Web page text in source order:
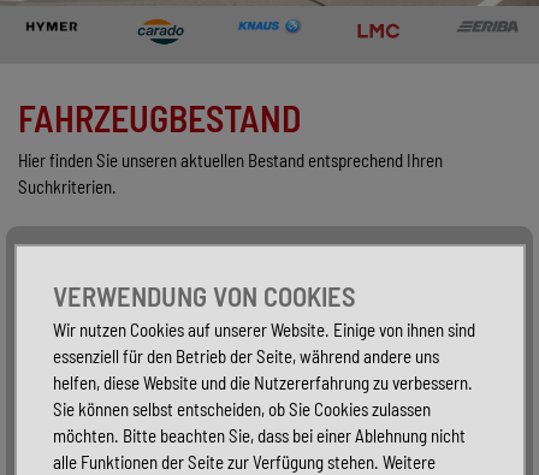
UNTERNEHMEN
FAHRZEUGBESTAND
Hier finden Sie unseren aktuellen Bestand entsprechend Ihren
Suchkriterien.
Alle Fahrzeuge
VERWENDUNG VON COOKIES
Wir nutzen Cookies auf unserer Website. Einige von ihnen sind
essenziell für den Betrieb der Seite, während andere uns
helfen, diese Website und die Nutzererfahrung zu verbessern.
Sie können selbst entscheiden, ob Sie Cookies zulassen
möchten. Bitte beachten Sie, dass bei einer Ablehnung nicht
alle Funktionen der Seite zur Verfügung stehen. Weitere